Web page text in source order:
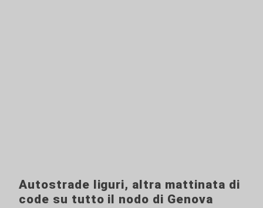
Autostrade liguri, altra mattinata di
code su tutto il nodo di Genova